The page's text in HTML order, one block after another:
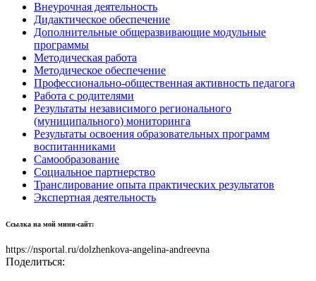
Внеурочная деятельность
Дидактическое обеспечение
Дополнительные общеразвивающие модульные
программы
Методическая работа
Методическое обеспечение
Профессионально-общественная активность педагога
Работа с родителями
Результаты независимого регионального
(муниципального) мониторинга
Результаты освоения образовательных программ
воспитанниками
Самообразование
Социальное партнерство
Транслирование опыта практических результатов
Экспертная деятельность
Ссылка на мой мини-сайт:
https://nsportal.ru/dolzhenkova-angelina-andreevna
Поделиться: